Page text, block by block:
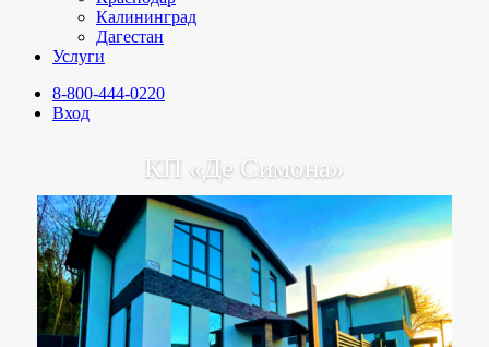
Калининград
Дагестан
Услуги
8-800-444-0220
Вход
КП «Де Симона»